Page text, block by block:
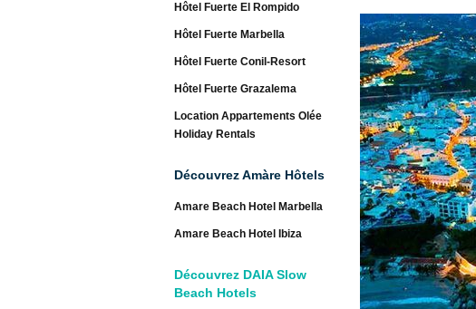
Hôtel Fuerte El Rompido
Hôtel Fuerte Marbella
Hôtel Fuerte Conil-Resort
Hôtel Fuerte Grazalema
Location Appartements Olée
Holiday Rentals
Découvrez Amàre Hôtels
Amare Beach Hotel Marbella
Amare Beach Hotel Ibiza
Découvrez DAIA Slow
Beach Hotels